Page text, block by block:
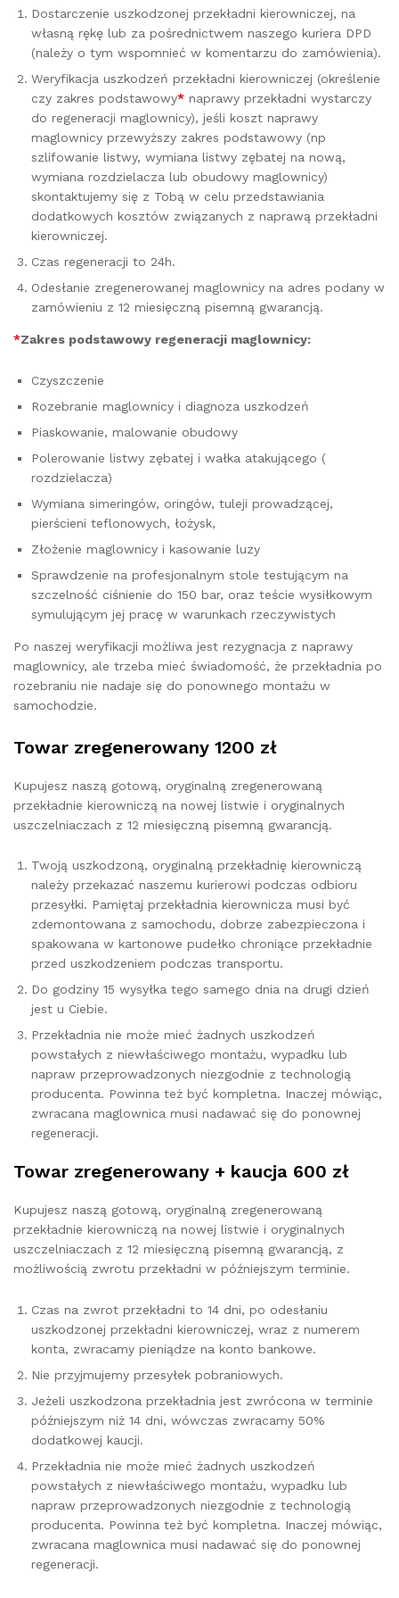
Dostarczenie uszkodzonej przekładni kierowniczej, na
własną rękę lub za pośrednictwem naszego kuriera DPD
(należy o tym wspomnieć w komentarzu do zamówienia).
Weryfikacja uszkodzeń przekładni kierowniczej (określenie
czy zakres podstawowy* naprawy przekładni wystarczy
do regeneracji maglownicy), jeśli koszt naprawy
maglownicy przewyższy zakres podstawowy (np
szlifowanie listwy, wymiana listwy zębatej na nową,
wymiana rozdzielacza lub obudowy maglownicy)
skontaktujemy się z Tobą w celu przedstawiania
dodatkowych kosztów związanych z naprawą przekładni
kierowniczej.
Czas regeneracji to 24h.
Odesłanie zregenerowanej maglownicy na adres podany w
zamówieniu z 12 miesięczną pisemną gwarancją.
*Zakres podstawowy regeneracji maglownicy:
Czyszczenie
Rozebranie maglownicy i diagnoza uszkodzeń
Piaskowanie, malowanie obudowy
Polerowanie listwy zębatej i wałka atakującego (
rozdzielacza)
Wymiana simeringów, oringów, tuleji prowadzącej,
pierścieni teflonowych, łożysk,
Złożenie maglownicy i kasowanie luzy
Sprawdzenie na profesjonalnym stole testującym na
szczelność ciśnienie do 150 bar, oraz teście wysiłkowym
symulującym jej pracę w warunkach rzeczywistych
Po naszej weryfikacji możliwa jest rezygnacja z naprawy
maglownicy, ale trzeba mieć świadomość, że przekładnia po
rozebraniu nie nadaje się do ponownego montażu w
samochodzie.
Towar zregenerowany 1200 zł
Kupujesz naszą gotową, oryginalną zregenerowaną
przekładnie kierowniczą na nowej listwie i oryginalnych
uszczelniaczach z 12 miesięczną pisemną gwarancją.
Twoją uszkodzoną, oryginalną przekładnię kierowniczą
należy przekazać naszemu kurierowi podczas odbioru
przesyłki. Pamiętaj przekładnia kierownicza musi być
zdemontowana z samochodu, dobrze zabezpieczona i
spakowana w kartonowe pudełko chroniące przekładnie
przed uszkodzeniem podczas transportu.
Do godziny 15 wysyłka tego samego dnia na drugi dzień
jest u Ciebie.
Przekładnia nie może mieć żadnych uszkodzeń
powstałych z niewłaściwego montażu, wypadku lub
napraw przeprowadzonych niezgodnie z technologią
producenta. Powinna też być kompletna. Inaczej mówiąc,
zwracana maglownica musi nadawać się do ponownej
regeneracji.
Towar zregenerowany + kaucja 600 zł
Kupujesz naszą gotową, oryginalną zregenerowaną
przekładnie kierowniczą na nowej listwie i oryginalnych
uszczelniaczach z 12 miesięczną pisemną gwarancją, z
możliwością zwrotu przekładni w późniejszym terminie.
Czas na zwrot przekładni to 14 dni, po odesłaniu
uszkodzonej przekładni kierowniczej, wraz z numerem
konta, zwracamy pieniądze na konto bankowe.
Nie przyjmujemy przesyłek pobraniowych.
Jeżeli uszkodzona przekładnia jest zwrócona w terminie
późniejszym niż 14 dni, wówczas zwracamy 50%
dodatkowej kaucji.
Przekładnia nie może mieć żadnych uszkodzeń
powstałych z niewłaściwego montażu, wypadku lub
napraw przeprowadzonych niezgodnie z technologią
producenta. Powinna też być kompletna. Inaczej mówiąc,
zwracana maglownica musi nadawać się do ponownej
regeneracji.